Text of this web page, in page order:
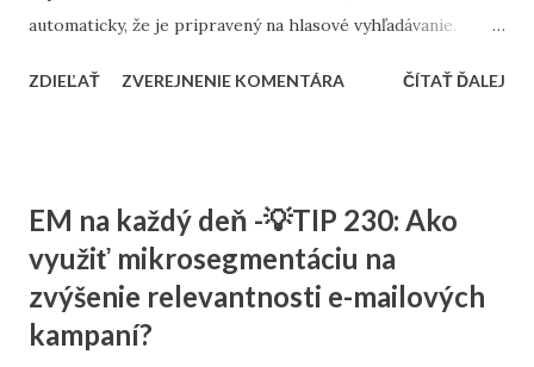
automaticky, že je pripravený na hlasové vyhľadávanie.
formované ako otázky. Základom analýzy je sledovanie tzv.
na frázy začínajúce slovami ako, čo, prečo, kedy, kde – práve
tie sú typické pre hlasové vyhľadávanie. Odporúča sa tiež
vytvárať obsah, ktorý priamo odpovedá na tieto otázky –
ideálne v krátkych a jasných vetách, ktoré sa môžu zobraziť
ZDIEĽAŤ ZVEREJNENIE KOMENTÁRA ČÍTAŤ ĎALEJ
EM na každý deň -💡TIP 230: Ako
využiť mikrosegmentáciu na
zvýšenie relevantnosti e-mailových
kampaní?